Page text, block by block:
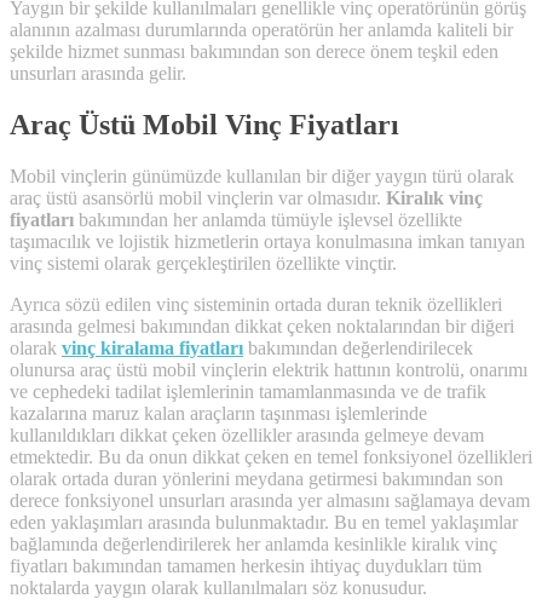
Yaygın bir şekilde kullanılmaları genellikle vinç operatörünün görüş
alanının azalması durumlarında operatörün her anlamda kaliteli bir
şekilde hizmet sunması bakımından son derece önem teşkil eden
unsurları arasında gelir.
Araç Üstü Mobil Vinç Fiyatları
Mobil vinçlerin günümüzde kullanılan bir diğer yaygın türü olarak
araç üstü asansörlü mobil vinçlerin var olmasıdır. Kiralık vinç
fiyatları bakımından her anlamda tümüyle işlevsel özellikte
taşımacılık ve lojistik hizmetlerin ortaya konulmasına imkan tanıyan
vinç sistemi olarak gerçekleştirilen özellikte vinçtir.
Ayrıca sözü edilen vinç sisteminin ortada duran teknik özellikleri
arasında gelmesi bakımından dikkat çeken noktalarından bir diğeri
olarak vinç kiralama fiyatları bakımından değerlendirilecek
olunursa araç üstü mobil vinçlerin elektrik hattının kontrolü, onarımı
ve cephedeki tadilat işlemlerinin tamamlanmasında ve de trafik
kazalarına maruz kalan araçların taşınması işlemlerinde
kullanıldıkları dikkat çeken özellikler arasında gelmeye devam
etmektedir. Bu da onun dikkat çeken en temel fonksiyonel özellikleri
olarak ortada duran yönlerini meydana getirmesi bakımından son
derece fonksiyonel unsurları arasında yer almasını sağlamaya devam
eden yaklaşımları arasında bulunmaktadır. Bu en temel yaklaşımlar
bağlamında değerlendirilerek her anlamda kesinlikle kiralık vinç
fiyatları bakımından tamamen herkesin ihtiyaç duydukları tüm
noktalarda yaygın olarak kullanılmaları söz konusudur.